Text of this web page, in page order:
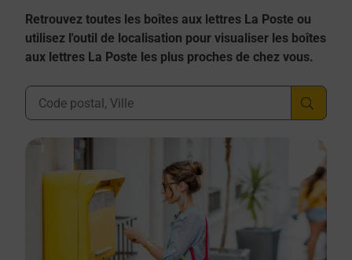
Retrouvez toutes les boîtes aux lettres La Poste ou
utilisez l'outil de localisation pour visualiser les boîtes
aux lettres La Poste les plus proches de chez vous.
Ville, Département, Code Postal